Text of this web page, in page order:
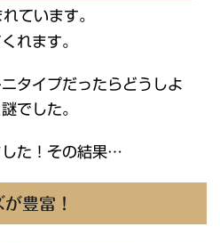
ています。
れます。
タイプだったらどうしよ
でした。
した！その結果…
豊富！